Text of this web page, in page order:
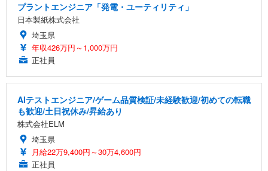
プラントエンジニア「発電・ユーティリティ」
日本製紙株式会社
埼玉県
年収426万円～1,000万円
正社員
AIテストエンジニア/ゲーム品質検証/未経験歓迎/初めての転職
も歓迎/土日祝休み/昇給あり
株式会社ELM
埼玉県
月給22万9,400円～30万4,600円
正社員